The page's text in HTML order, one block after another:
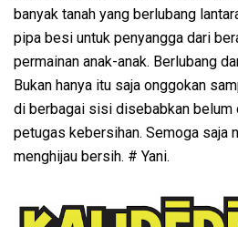
banyak tanah yang berlubang
pipa besi untuk penyangga dari
permainan anak-anak. Berlubang
Bukan hanya itu saja onggokan
di berbagai sisi disebabkan belum
petugas kebersihan. Semoga saja
menghijau bersih. # Yani.